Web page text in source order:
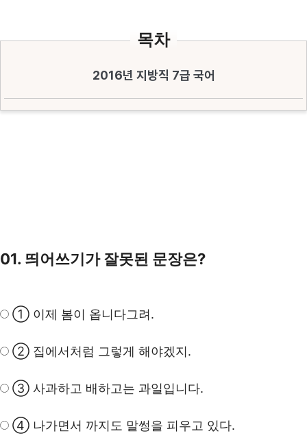
목차
2016년 지방직 7급 국어
01. 띄어쓰기가 잘못된 문장은?
① 이제 봄이 옵니다그려.
② 집에서처럼 그렇게 해야겠지.
③ 사과하고 배하고는 과일입니다.
④ 나가면서 까지도 말썽을 피우고 있다.